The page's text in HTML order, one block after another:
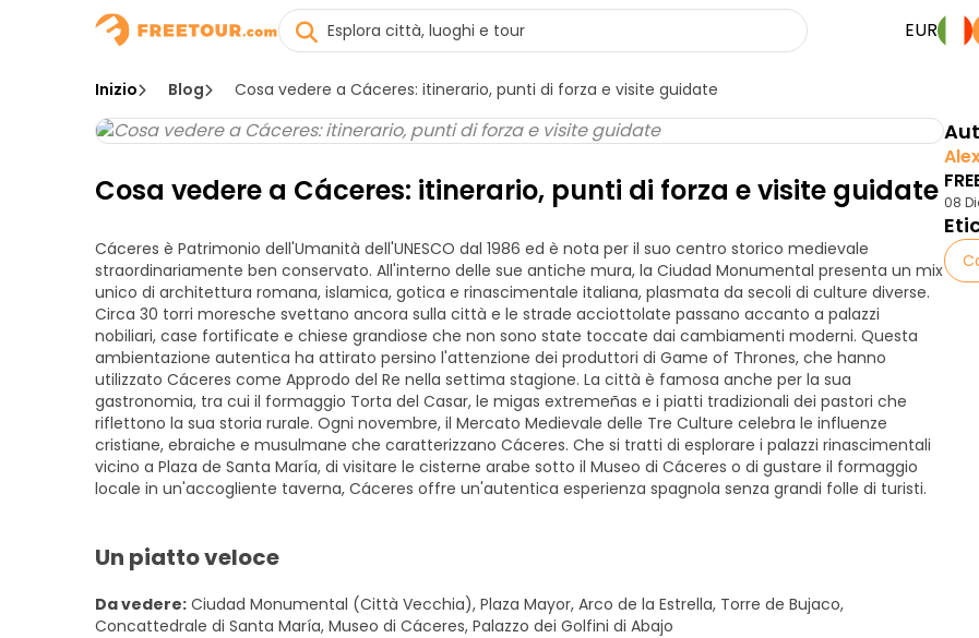
EUR
Inizio Blog Cosa vedere a Cáceres: itinerario, punti di forza e visite guidate
Cosa vedere a Cáceres: itinerario, punti di forza e visite guidate
Cáceres è Patrimonio dell'Umanità dell'UNESCO dal 1986 ed è nota per il suo centro storico medievale
straordinariamente ben conservato. All'interno delle sue antiche mura, la Ciudad Monumental presenta un mix
unico di architettura romana, islamica, gotica e rinascimentale italiana, plasmata da secoli di culture diverse.
Circa 30 torri moresche svettano ancora sulla città e le strade acciottolate passano accanto a palazzi
nobiliari, case fortificate e chiese grandiose che non sono state toccate dai cambiamenti moderni. Questa
ambientazione autentica ha attirato persino l'attenzione dei produttori di Game of Thrones, che hanno
utilizzato Cáceres come Approdo del Re nella settima stagione. La città è famosa anche per la sua
gastronomia, tra cui il formaggio Torta del Casar, le migas extremeñas e i piatti tradizionali dei pastori che
riflettono la sua storia rurale. Ogni novembre, il Mercato Medievale delle Tre Culture celebra le influenze
cristiane, ebraiche e musulmane che caratterizzano Cáceres. Che si tratti di esplorare i palazzi rinascimentali
vicino a Plaza de Santa María, di visitare le cisterne arabe sotto il Museo di Cáceres o di gustare il formaggio
locale in un'accogliente taverna, Cáceres offre un'autentica esperienza spagnola senza grandi folle di turisti.
Un piatto veloce
Da vedere: Ciudad Monumental (Città Vecchia), Plaza Mayor, Arco de la Estrella, Torre de Bujaco,
Concattedrale di Santa María, Museo di Cáceres, Palazzo dei Golfini di Abajo
08